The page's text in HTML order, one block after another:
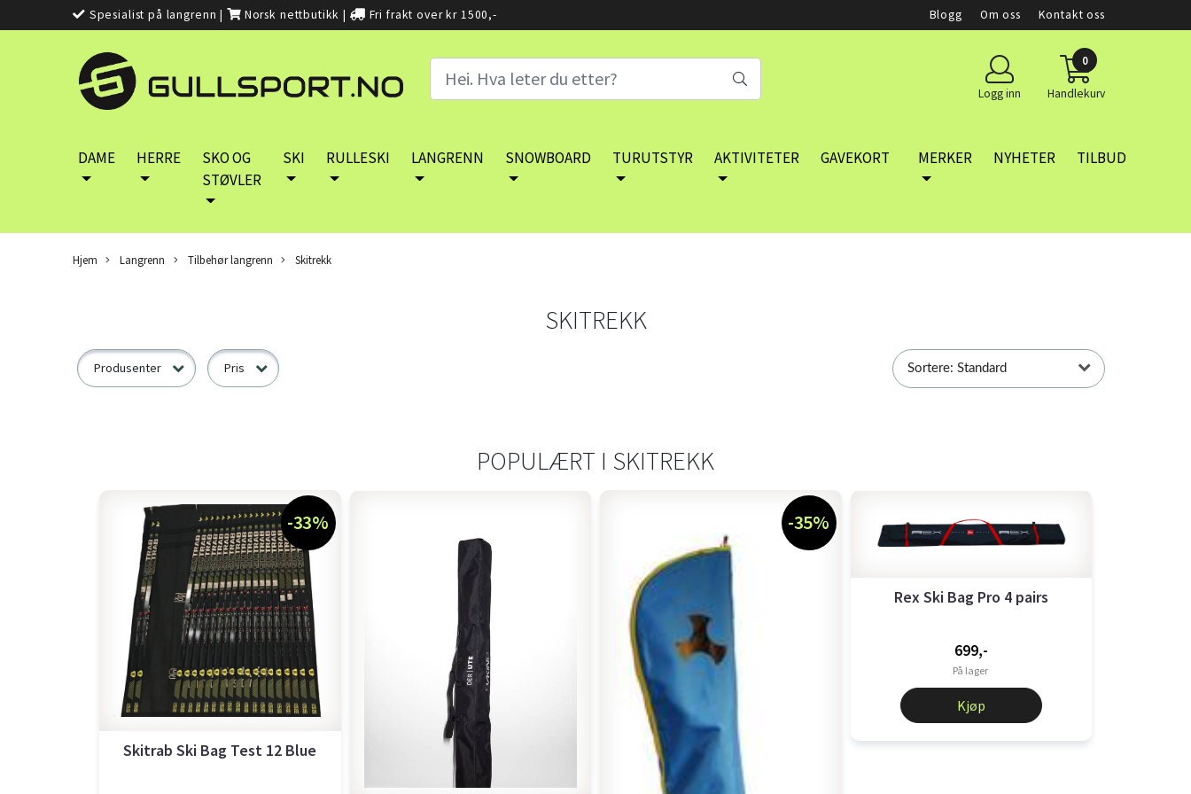
Spesialist på langrenn | Norsk nettbutikk | Fri frakt over kr 1500,- Blogg Om oss Kontakt oss
Logg inn
0
Handlekurv
DAME HERRE
SKO OG
STØVLER
SKI RULLESKI LANGRENN SNOWBOARD TURUTSTYR AKTIVITETER GAVEKORT MERKER NYHETER TILBUD
Hjem Langrenn Tilbehør langrenn Skitrekk
SKITREKK
Produsenter Pris Sortere: Standard
POPULÆRT I SKITREKK
-33%
Skitrab Ski Bag Test 12 Blue
-35%
Rex Ski Bag Pro 4 pairs
699,-
På lager
Kjøp